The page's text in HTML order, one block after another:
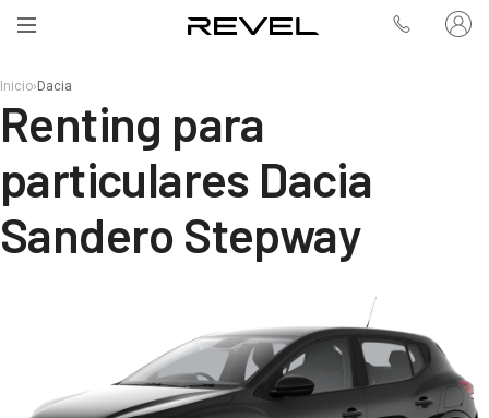
Inicio› Dacia
Renting para
particulares Dacia
Sandero Stepway